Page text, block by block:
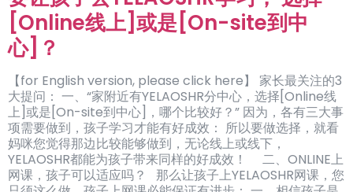
[Online线上]或是[On-site到中
心]？
【for English version, please click here】 家长最关注的3
大提问： 一、“家附近有YELAOSHR分中心，选择[Online线
上]或是[On-site到中心]，哪个比较好？” 因为，各有三大事
项需要做到，孩子学习才能有好成效： 所以要做选择，就看
妈咪您觉得那边比较能够做到，无论线上或线下，
YELAOSHR都能为孩子带来同样的好成效！ 二、ONLINE上
网课，孩子可以适应吗？ 那么让孩子上YELAOSHR网课，您